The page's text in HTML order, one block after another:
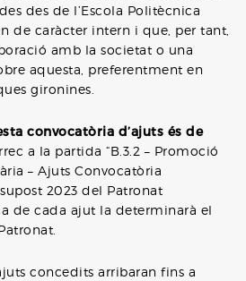
des de l’Escola Politècnica
de caràcter intern i que, per tant,
amb la societat o una
aquesta, preferentment en
gironines.
convocatòria d’ajuts és de
a la partida “B.3.2 – Promoció
– Ajuts Convocatòria
2023 del Patronat
de cada ajut la determinarà el
concedits arribaran fins a